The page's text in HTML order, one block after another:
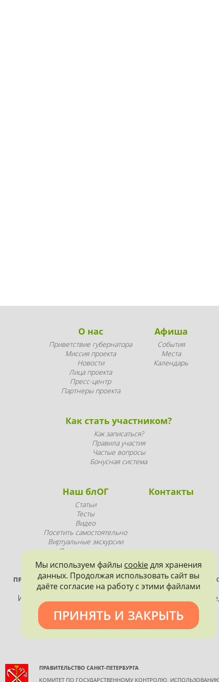
О нас
Приветствие губернатора
Миссия проекта
Новости
Лица проекта
Пресс-центр
Партнеры проекта
Афиша
События
Места
Календарь
Как стать участником?
Как записаться?
Правила участия
Частые вопросы
Бонусная система
Наш блОГ
Статьи
Тесты
Видео
Посетить самостоятельно
Виртуальные экскурсии
Промопродукция
Контакты
ПРОЕКТ РЕАЛИЗУЕТСЯ ПРИ ПОДДЕРЖКЕ ПРАВИТЕЛЬСТВА
ПЕТЕРБУРГА
Использование материалов, размещенных на
допускается только с согласия правообладателя и
обязательной ссылкой на источник информации.
ПРАВИТЕЛЬСТВО САНКТ-ПЕТЕРБУРГА
КОМИТЕТ ПО ГОСУДАРСТВЕННОМУ КОНТРОЛЮ,
Мы используем файлы cookieдля хранения
данных. Продолжая использовать сайт вы
даёте согласие на работу с этими файлами
ПРИНЯТЬ И ЗАКРЫТЬ